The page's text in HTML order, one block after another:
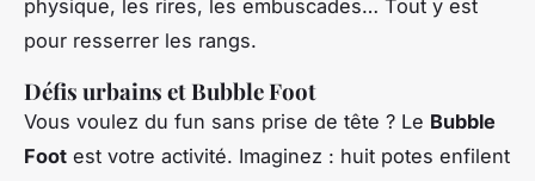
physique, les rires, les embuscades… Tout y est
pour resserrer les rangs.
Défis urbains et Bubble Foot
Vous voulez du fun sans prise de tête ? Le Bubble
Foot est votre activité. Imaginez : huit potes enfilent